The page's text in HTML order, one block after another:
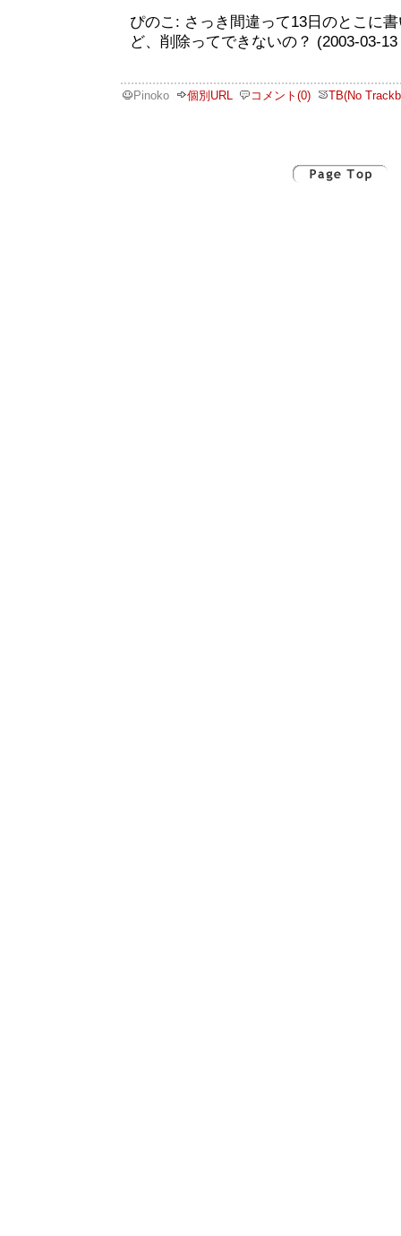
ぴのこ: さっき間違って13日のとこに
ど、削除ってできないの？ (2003-03-13
Pinoko 個別URL コメント(0) TB(No